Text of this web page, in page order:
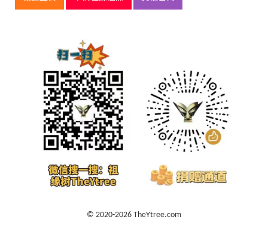
© 2020-2026 TheYtree.com